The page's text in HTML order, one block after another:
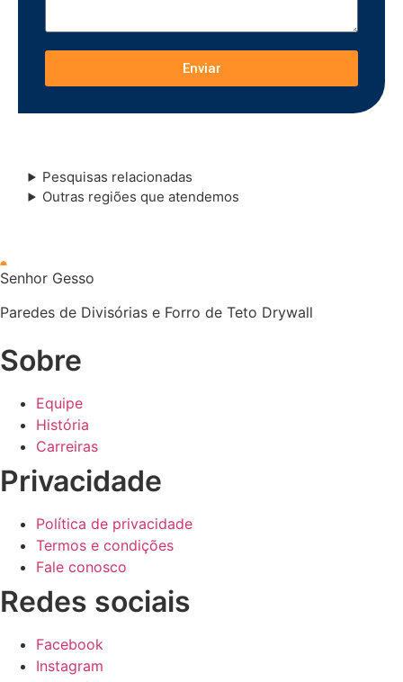
Enviar
Pesquisas relacionadas
Outras regiões que atendemos
Senhor Gesso
Paredes de Divisórias e Forro de Teto Drywall
Sobre
Equipe
História
Carreiras
Privacidade
Política de privacidade
Termos e condições
Fale conosco
Redes sociais
Facebook
Instagram